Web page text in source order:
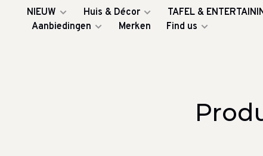
NIEUW Huis & Décor TAFEL &
Aanbiedingen
Merken Find us